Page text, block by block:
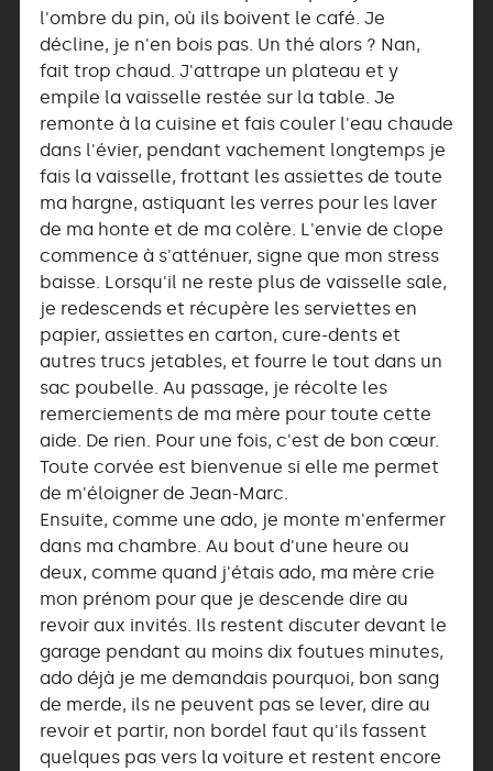
l'ombre du pin, où ils boivent le café. Je
décline, je n'en bois pas. Un thé alors ? Nan,
fait trop chaud. J'attrape un plateau et y
empile la vaisselle restée sur la table. Je
remonte à la cuisine et fais couler l'eau chaude
dans l'évier, pendant vachement longtemps je
fais la vaisselle, frottant les assiettes de toute
ma hargne, astiquant les verres pour les laver
de ma honte et de ma colère. L'envie de clope
commence à s'atténuer, signe que mon stress
baisse. Lorsqu'il ne reste plus de vaisselle sale,
je redescends et récupère les serviettes en
papier, assiettes en carton, cure-dents et
autres trucs jetables, et fourre le tout dans un
sac poubelle. Au passage, je récolte les
remerciements de ma mère pour toute cette
aide. De rien. Pour une fois, c'est de bon cœur.
Toute corvée est bienvenue si elle me permet
de m'éloigner de Jean-Marc.
Ensuite, comme une ado, je monte m'enfermer
dans ma chambre. Au bout d'une heure ou
deux, comme quand j'étais ado, ma mère crie
mon prénom pour que je descende dire au
revoir aux invités. Ils restent discuter devant le
garage pendant au moins dix foutues minutes,
ado déjà je me demandais pourquoi, bon sang
de merde, ils ne peuvent pas se lever, dire au
revoir et partir, non bordel faut qu'ils fassent
quelques pas vers la voiture et restent encore